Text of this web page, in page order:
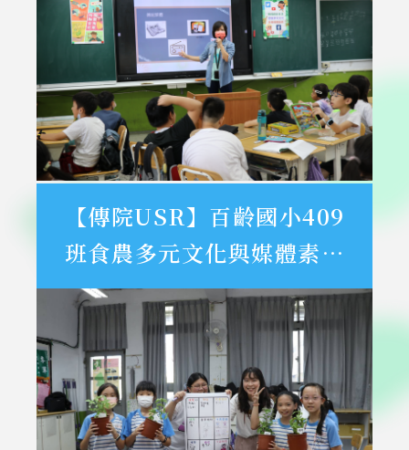
【傳院USR】百齡國小409
班食農多元文化與媒體素養
活動紀錄